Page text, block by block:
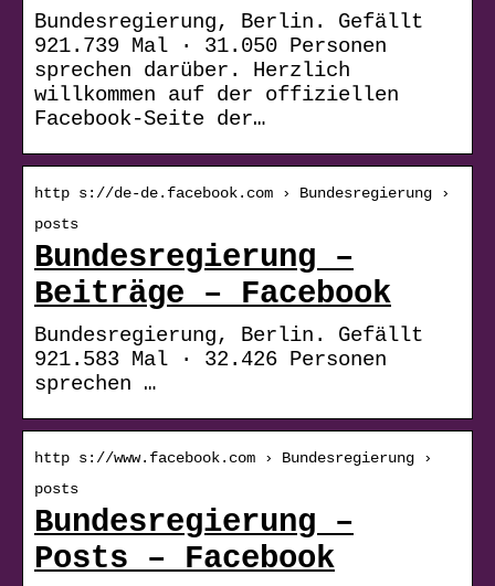
Bundesregierung, Berlin. Gefällt
921.739 Mal · 31.050 Personen
sprechen darüber. Herzlich
willkommen auf der offiziellen
Facebook-Seite der…
http s://de-de.facebook.com › Bundesregierung ›
posts
Bundesregierung –
Beiträge – Facebook
Bundesregierung, Berlin. Gefällt
921.583 Mal · 32.426 Personen
sprechen …
http s://www.facebook.com › Bundesregierung ›
posts
Bundesregierung –
Posts – Facebook